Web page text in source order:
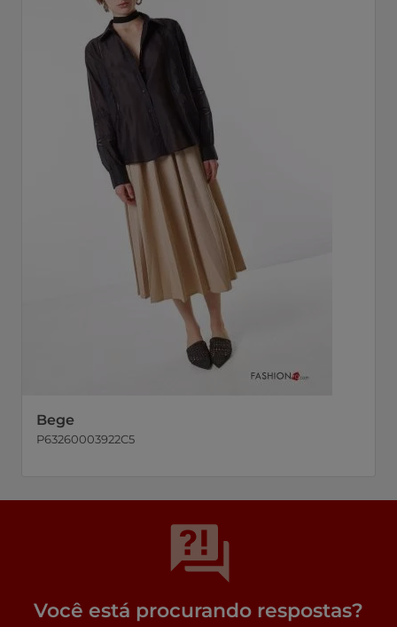
Bege
P63260003922C5
Você está procurando respostas?